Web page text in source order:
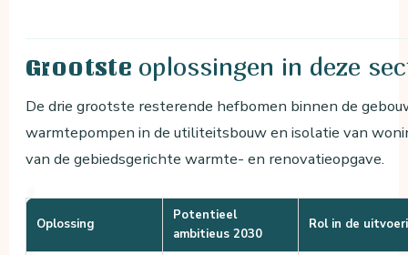
Grootste oplossingen in deze
De drie grootste resterende hefbomen binnen de
warmtepompen in de utiliteitsbouw en isolatie van
van de gebiedsgerichte warmte- en renovatieopgave.
Oplossing
Potentieel
ambitieus 2030
Rol in de